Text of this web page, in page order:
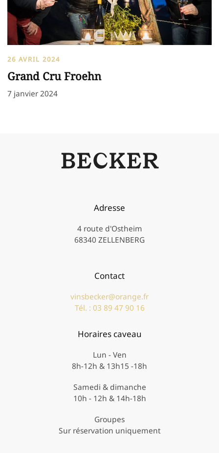
26 AVRIL 2024
Grand Cru Froehn
7 janvier 2024
Adresse
4 route d'Ostheim
68340 ZELLENBERG
Contact
vinsbecker@orange.fr
Tél. : 03 89 47 90 16
Horaires caveau
Lun - Ven
8h-12h & 13h15 -18h
Samedi & dimanche
10h - 12h & 14h-18h
Groupes
Sur réservation uniquement